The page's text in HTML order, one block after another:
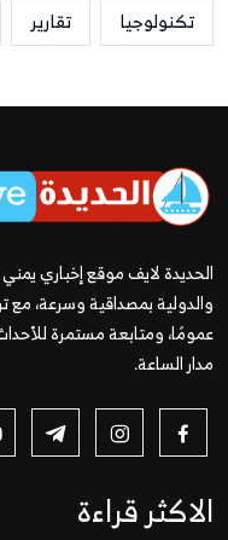
تكنولوجيا
تقارير
الحديدة لايف موقع إخباري
والدولية بمصداقية وسرعة، مع
عمومًا، ومتابعة مستمرة
مدار الساعة.
الاكثر قراءة